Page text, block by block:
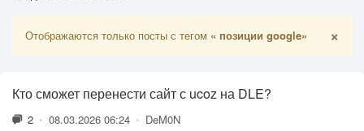
Отображаются только посты с тегом « позиции google» ×
Кто сможет перенести сайт с ucoz на DLE?
2 • 08.03.2026 06:24 • DeM0N